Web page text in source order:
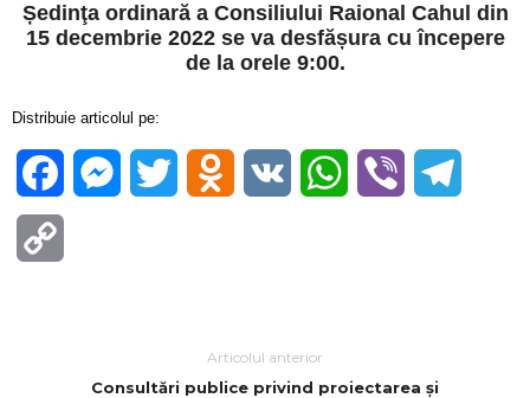
Ședinţa ordinară a Consiliului Raional Cahul din
15 decembrie 2022 se va desfășura cu începere
de la orele 9:00.
Distribuie articolul pe:
FacebookMessenger
Twitter Odnoklassniki
VK WhatsApp
Viber
Articolul anterior
Consultări publice privind proiectarea și